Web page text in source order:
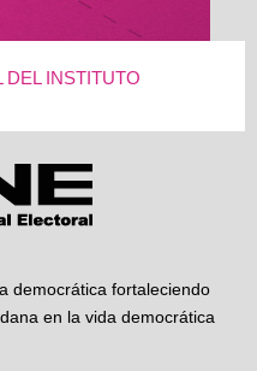
DEL INSTITUTO
democrática fortaleciendo
en la vida democrática